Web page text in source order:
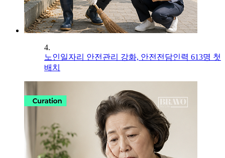
4.
노인일자리 안전관리 강화, 안전전담인력 613명 첫
배치